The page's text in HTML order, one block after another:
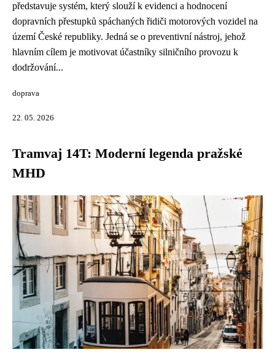
představuje systém, který slouží k evidenci a hodnocení
dopravních přestupků spáchaných řidiči motorových vozidel na
území České republiky. Jedná se o preventivní nástroj, jehož
hlavním cílem je motivovat účastníky silničního provozu k
dodržování...
doprava
22. 05. 2026
Tramvaj 14T: Moderní legenda pražské
MHD